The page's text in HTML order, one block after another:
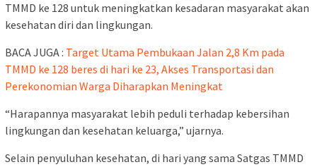
TMMD ke 128 untuk meningkatkan kesadaran masyarakat akan
kesehatan diri dan lingkungan.
BACA JUGA : Target Utama Pembukaan Jalan 2,8 Km pada
TMMD ke 128 beres di hari ke 23, Akses Transportasi dan
Perekonomian Warga Diharapkan Meningkat
“Harapannya masyarakat lebih peduli terhadap kebersihan
lingkungan dan kesehatan keluarga,” ujarnya.
Selain penyuluhan kesehatan, di hari yang sama Satgas TMMD